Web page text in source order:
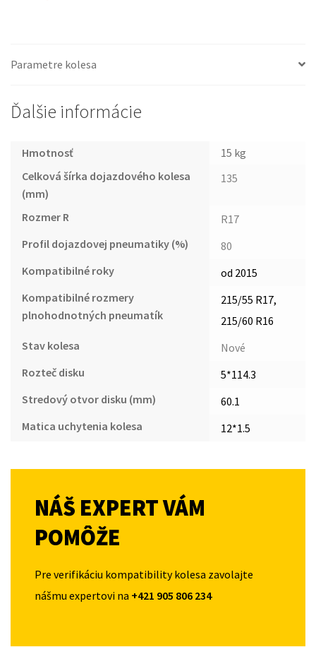
Parametre kolesa
Ďalšie informácie
Hmotnosť
15 kg
Celková šírka dojazdového kolesa
(mm)
135
Rozmer R
R17
Profil dojazdovej pneumatiky (%)
80
Kompatibilné roky
od 2015
Kompatibilné rozmery
plnohodnotných pneumatík
215/55 R17,
215/60 R16
Stav kolesa
Nové
Rozteč disku
5*114.3
Stredový otvor disku (mm)
60.1
Matica uchytenia kolesa
12*1.5
NÁŠ EXPERT VÁM
POMÔŽE
Pre verifikáciu kompatibility kolesa zavolajte
nášmu expertovi na +421 905 806 234